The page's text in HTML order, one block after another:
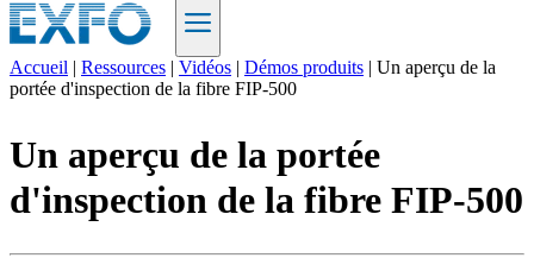
FR
Produits
Solutions
Soutien
Services
Accueil | Ressources | Vidéos | Démos produits | Un aperçu de la
portée d'inspection de la fibre FIP-500
Un aperçu de la portée
d'inspection de la fibre FIP-500